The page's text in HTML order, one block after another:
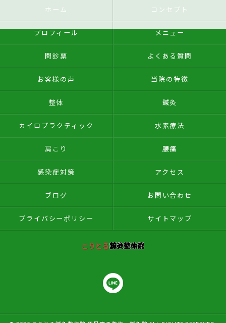
ホーム コンセプト
プロフィール メニュー
問診票 よくある質問
お客様の声 当院の特徴
整体 鍼灸
カイロプラクティック 水素療法
肩こり 腰痛
感染症対策 アクセス
ブログ お問い合わせ
プライバシーポリシー サイトマップ